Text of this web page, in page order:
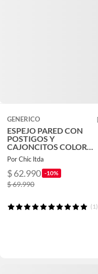
GENERICO
ESPEJO PARED CON
POSTIGOS Y
CAJONCITOS COLOR
MADERA NATURAL
Por Chic ltda
$ 62.990 -10%
$ 69.990
(1)